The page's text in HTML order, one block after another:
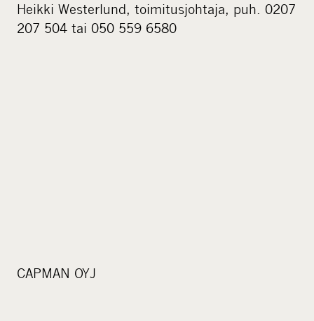
Heikki Westerlund, toimitusjohtaja, puh. 0207
207 504 tai 050 559 6580
CAPMAN OYJ